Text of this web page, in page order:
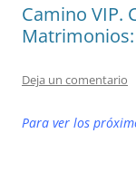
Camino VIP.
Matrimonios:
Deja un comentario
Para ver los